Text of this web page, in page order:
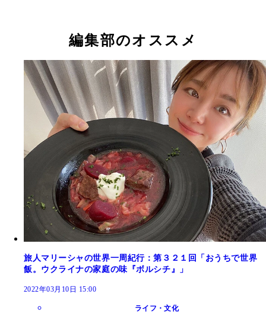
編集部のオススメ
旅人マリーシャの世界一周紀行：第３２１回「おうちで世界
飯。ウクライナの家庭の味『ボルシチ』」
2022年03月10日 15:00
ライフ・文化